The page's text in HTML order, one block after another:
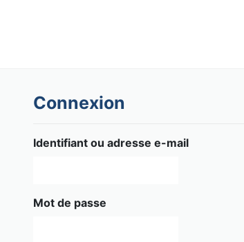
Connexion
Identifiant ou adresse e-mail
Mot de passe